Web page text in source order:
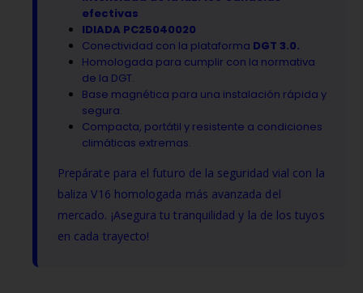
efectivas
IDIADA PC25040020
Conectividad con la plataforma DGT 3.0.
Homologada para cumplir con la normativa
de la DGT.
Base magnética para una instalación rápida y
segura.
Compacta, portátil y resistente a condiciones
climáticas extremas.
Prepárate para el futuro de la seguridad vial con la
baliza V16 homologada más avanzada del
mercado. ¡Asegura tu tranquilidad y la de los tuyos
en cada trayecto!